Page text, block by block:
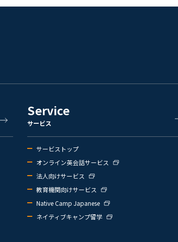
Service
サービス
サービストップ
オンライン英会話サービス
法人向けサービス
教育機関向けサービス
Native Camp Japanese
ネイティブキャンプ留学